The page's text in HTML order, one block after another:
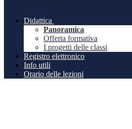
Didattica
Panoramica
Offerta formativa
I progetti delle classi
Registro elettronico
Info utili
Orario delle lezioni